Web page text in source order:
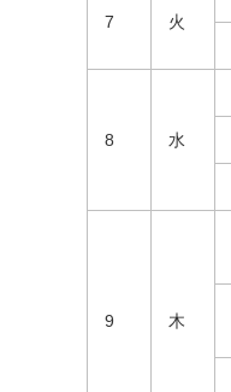
7 火
8 水
9 木